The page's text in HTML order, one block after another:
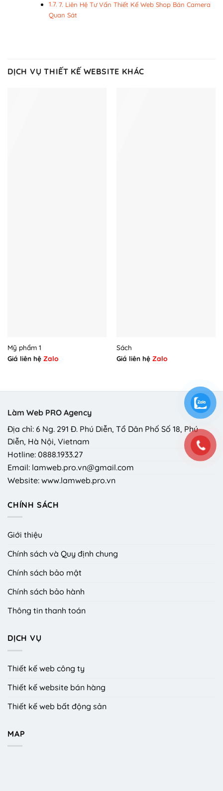
7. Liên Hệ Tư Vấn Thiết Kế Web Shop Bán Camera
Quan Sát
DỊCH VỤ THIẾT KẾ WEBSITE KHÁC
Mỹ phẩm 1
Giá liên hệ Zalo
Sách
Giá liên hệ Zalo
Làm Web PRO Agency
Địa chỉ: 6 Ng. 291 Đ. Phú Diễn, Tổ Dân Phố Số 18, Phú
Diễn, Hà Nội, Vietnam
Hotline: 0888.1933.27
Email: lamweb.pro.vn@gmail.com
Website: www.lamweb.pro.vn
CHÍNH SÁCH
Giới thiệu
Chính sách và Quy định chung
Chính sách bảo mật
Chính sách bảo hành
Thông tin thanh toán
DỊCH VỤ
Thiết kế web công ty
Thiết kế website bán hàng
Thiết kế web bất động sản
MAP